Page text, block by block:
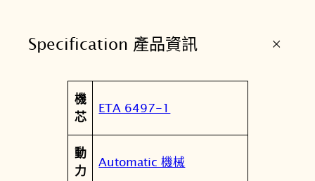
l
t
M
Specification 產品資訊 +
屬
性
值
機
芯
ETA 6497-1
動
力
Automatic 機械